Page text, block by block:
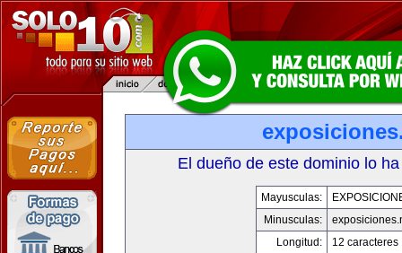
El dueño de este dominio lo
Mayusculas:
Minusculas:
Longitud:
12 caracteres